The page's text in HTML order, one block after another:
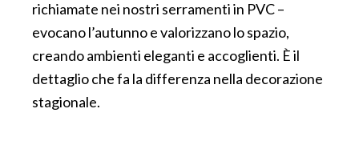
richiamate nei nostri serramenti in PVC –
evocano l’autunno e valorizzano lo spazio,
creando ambienti eleganti e accoglienti. È il
dettaglio che fa la differenza nella decorazione
stagionale.